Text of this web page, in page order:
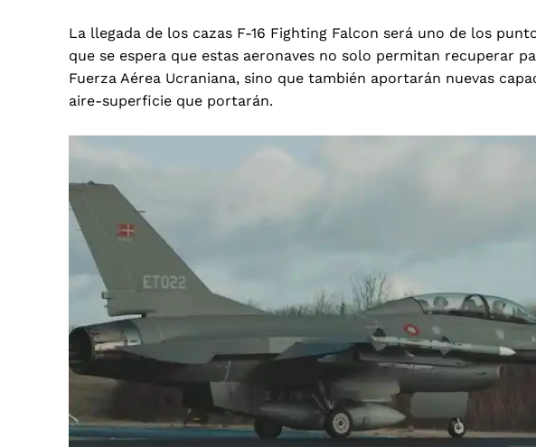
La llegada de los cazas F-16 Fighting Falcon será uno de los
que se espera que estas aeronaves no solo permitan recuperar
Fuerza Aérea Ucraniana, sino que también aportarán nuevas
aire-superficie que portarán.